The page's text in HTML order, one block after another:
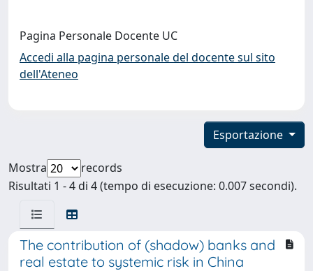
Pagina Personale Docente UC
Accedi alla pagina personale del docente sul sito
dell'Ateneo
Esportazione
Mostra
records
Risultati 1 - 4 di 4 (tempo di esecuzione: 0.007 secondi).
The contribution of (shadow) banks and
real estate to systemic risk in China